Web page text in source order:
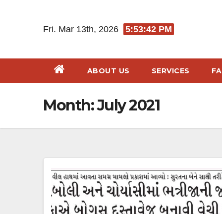
Fri. Mar 13th, 2026 5:53:43 PM
ABOUT US SERVICES
Month:July 2021